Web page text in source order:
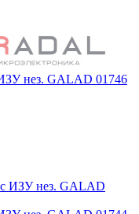
нез. GALAD 01746